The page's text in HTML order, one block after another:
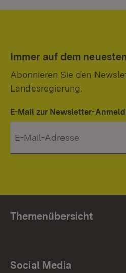
Immer auf dem
Abonnieren Sie den
Landesregierung.
E-Mail zur Newsletter-
Themenübersicht
Social Media